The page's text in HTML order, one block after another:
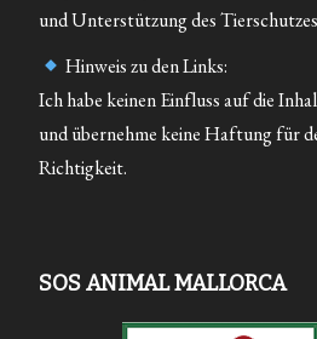
und Unterstützung des
Hinweis zu den Links:
Ich habe keinen Einfluss auf die
und übernehme keine Haftung für
Richtigkeit.
SOS ANIMAL MALLORCA